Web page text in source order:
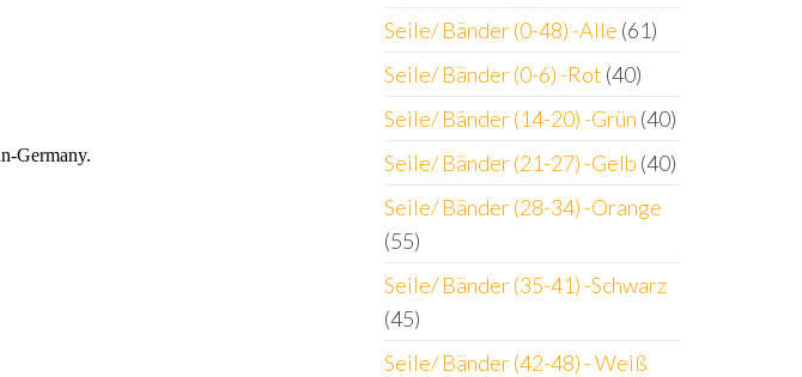
Germany.
Seile/ Bänder (0-48) -Alle (61)
Seile/ Bänder (0-6) -Rot (40)
Seile/ Bänder (14-20) -Grün (40)
Seile/ Bänder (21-27) -Gelb (40)
Seile/ Bänder (28-34) -Orange
(55)
Seile/ Bänder (35-41) -Schwarz
(45)
Seile/ Bänder (42-48) - Weiß